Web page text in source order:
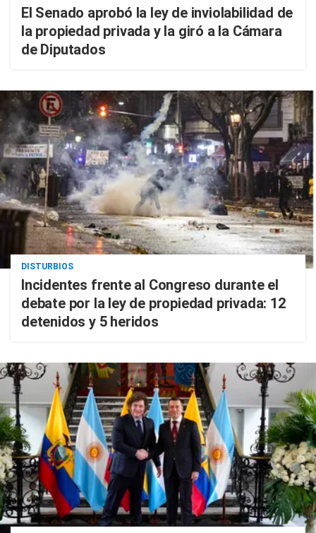
El Senado aprobó la ley de inviolabilidad de
la propiedad privada y la giró a la Cámara
de Diputados
DISTURBIOS
Incidentes frente al Congreso durante el
debate por la ley de propiedad privada: 12
detenidos y 5 heridos